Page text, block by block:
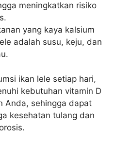
meningkatkan risiko
yang kaya kalsium
adalah susu, keju, dan
ikan lele setiap hari,
kebutuhan vitamin D
Anda, sehingga dapat
kesehatan tulang dan